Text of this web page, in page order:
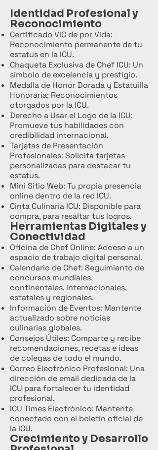
Identidad Profesional y
Reconocimiento
Certificado VIC de por Vida:
Reconocimiento permanente de tu
estatus en la ICU.
Chaqueta Exclusiva de Chef ICU: Un
símbolo de excelencia y prestigio.
Medalla de Honor Dorada y Estatuilla
Honoraria: Reconocimientos
otorgados por la ICU.
Derecho a Usar el Logo de la ICU:
Promueve tus habilidades con
credibilidad internacional.
Tarjetas de Presentación
Profesionales: Solicita tarjetas
personalizadas para destacar tu
estatus.
Mini Sitio Web: Tu propia presencia
online dentro de la red ICU.
Cinta Culinaria ICU: Disponible para
compra, para resaltar tus logros.
Herramientas Digitales y
Conectividad
Oficina de Chef Online: Acceso a un
espacio de trabajo digital personal.
Calendario de Chef: Seguimiento de
concursos mundiales,
continentales, internacionales,
estatales y regionales.
Información de Eventos: Mantente
actualizado sobre noticias
culinarias globales.
Consejos Útiles: Comparte y recibe
recomendaciones, recetas e ideas
de colegas de todo el mundo.
Correo Electrónico Profesional: Una
dirección de email dedicada de la
ICU para fortalecer tu identidad
profesional.
ICU Times Electrónico: Mantente
conectado con el boletín oficial de
la ICU.
Crecimiento y Desarrollo